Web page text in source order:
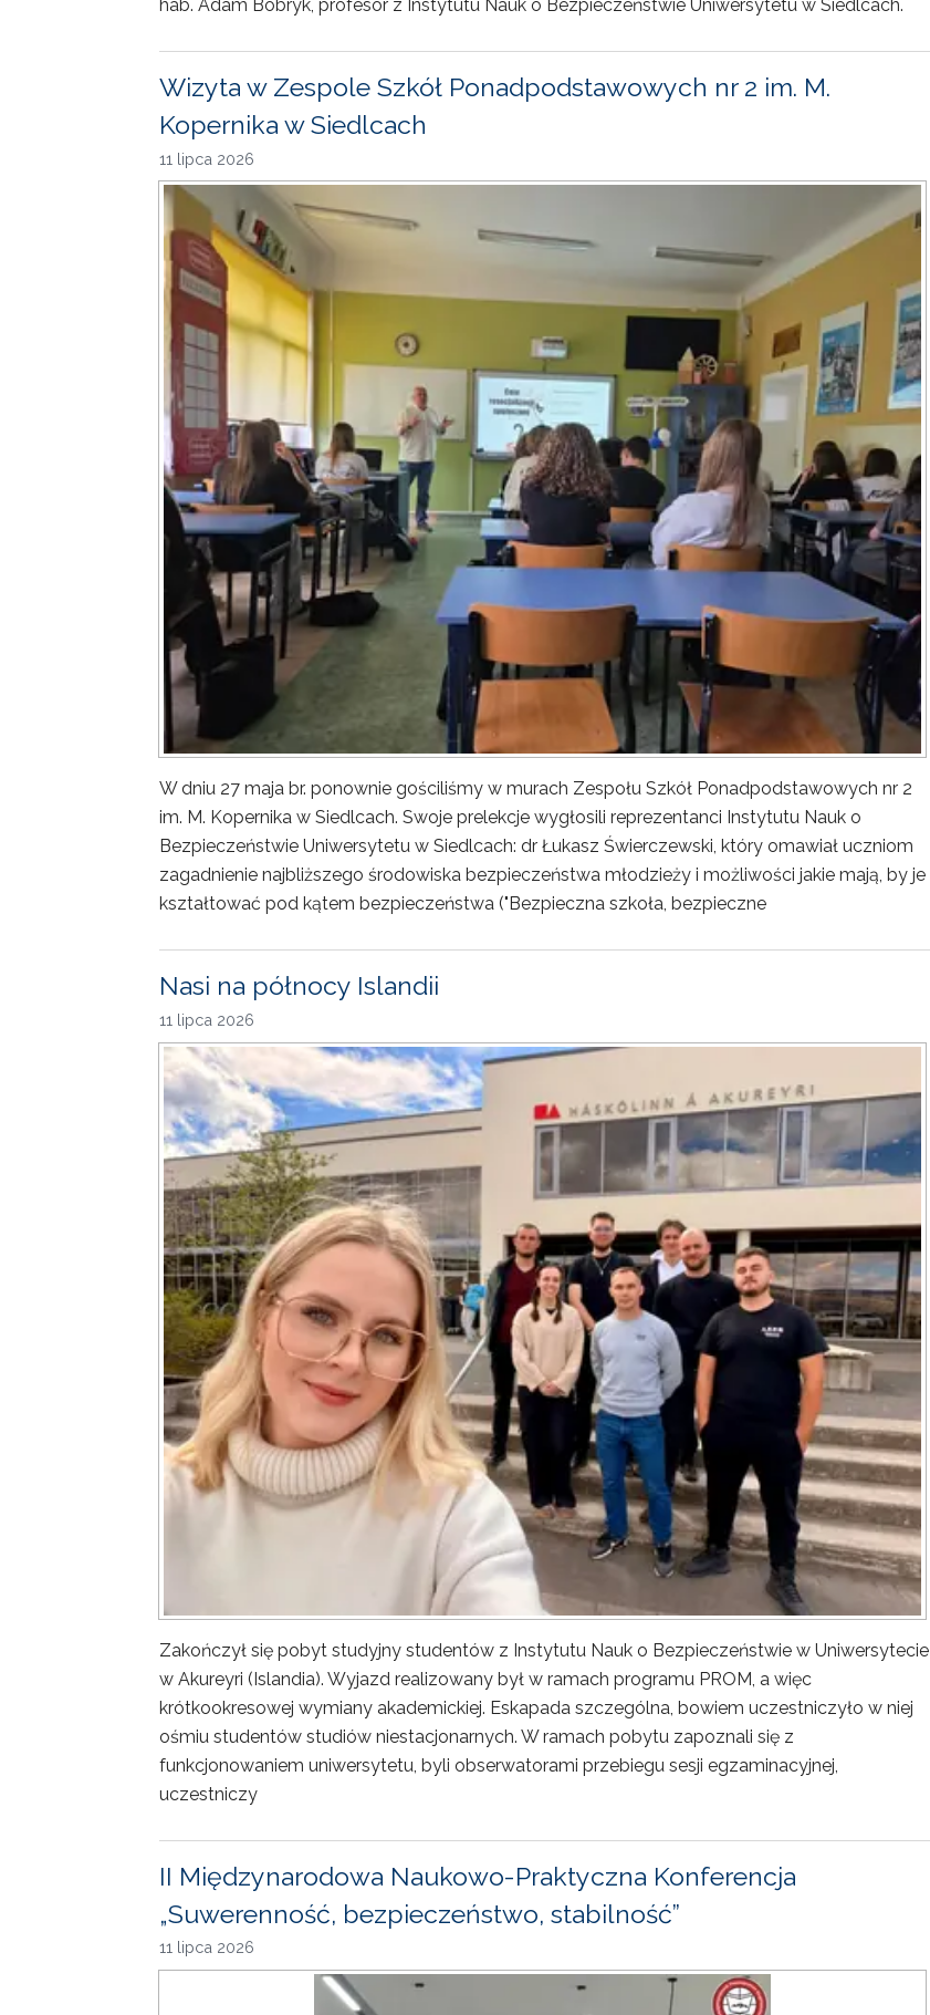
hab. Adam Bobryk, profesor z Instytutu Nauk o Bezpieczeństwie Uniwersytetu w Siedlcach.
Wizyta w Zespole Szkół Ponadpodstawowych nr 2 im. M.
Kopernika w Siedlcach
11 lipca 2026
W dniu 27 maja br. ponownie gościliśmy w murach Zespołu Szkół Ponadpodstawowych nr 2
im. M. Kopernika w Siedlcach. Swoje prelekcje wygłosili reprezentanci Instytutu Nauk o
Bezpieczeństwie Uniwersytetu w Siedlcach: dr Łukasz Świerczewski, który omawiał uczniom
zagadnienie najbliższego środowiska bezpieczeństwa młodzieży i możliwości jakie mają, by je
kształtować pod kątem bezpieczeństwa ("Bezpieczna szkoła, bezpieczne
Nasi na północy Islandii
11 lipca 2026
Zakończył się pobyt studyjny studentów z Instytutu Nauk o Bezpieczeństwie w Uniwersytecie
w Akureyri (Islandia). Wyjazd realizowany był w ramach programu PROM, a więc
krótkookresowej wymiany akademickiej. Eskapada szczególna, bowiem uczestniczyło w niej
ośmiu studentów studiów niestacjonarnych. W ramach pobytu zapoznali się z
funkcjonowaniem uniwersytetu, byli obserwatorami przebiegu sesji egzaminacyjnej,
uczestniczy
II Międzynarodowa Naukowo-Praktyczna Konferencja
„Suwerenność, bezpieczeństwo, stabilność”
11 lipca 2026